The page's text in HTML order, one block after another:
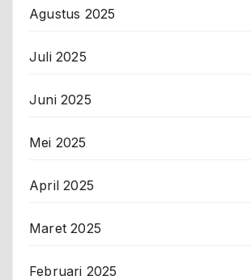
Agustus 2025
Juli 2025
Juni 2025
Mei 2025
April 2025
Maret 2025
Februari 2025